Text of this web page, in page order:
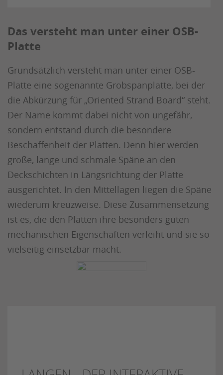
Das versteht man unter einer OSB-
Platte
Grundsätzlich versteht man unter einer OSB-
Platte eine sogenannte Grobspanplatte, bei der
die Abkürzung für „Oriented Strand Board“ steht.
Der Name kommt dabei nicht von ungefähr,
sondern entstand durch die besondere
Beschaffenheit der Platten. Denn hier werden
große, lange und schmale Späne an den
Deckschichten in Längsrichtung der Platte
ausgerichtet. In den Mittellagen liegen die Späne
wiederum kreuzweise. Diese Zusammensetzung
ist es, die den Platten ihre besonders guten
mechanischen Eigenschaften verleiht und sie so
vielseitig einsetzbar macht.